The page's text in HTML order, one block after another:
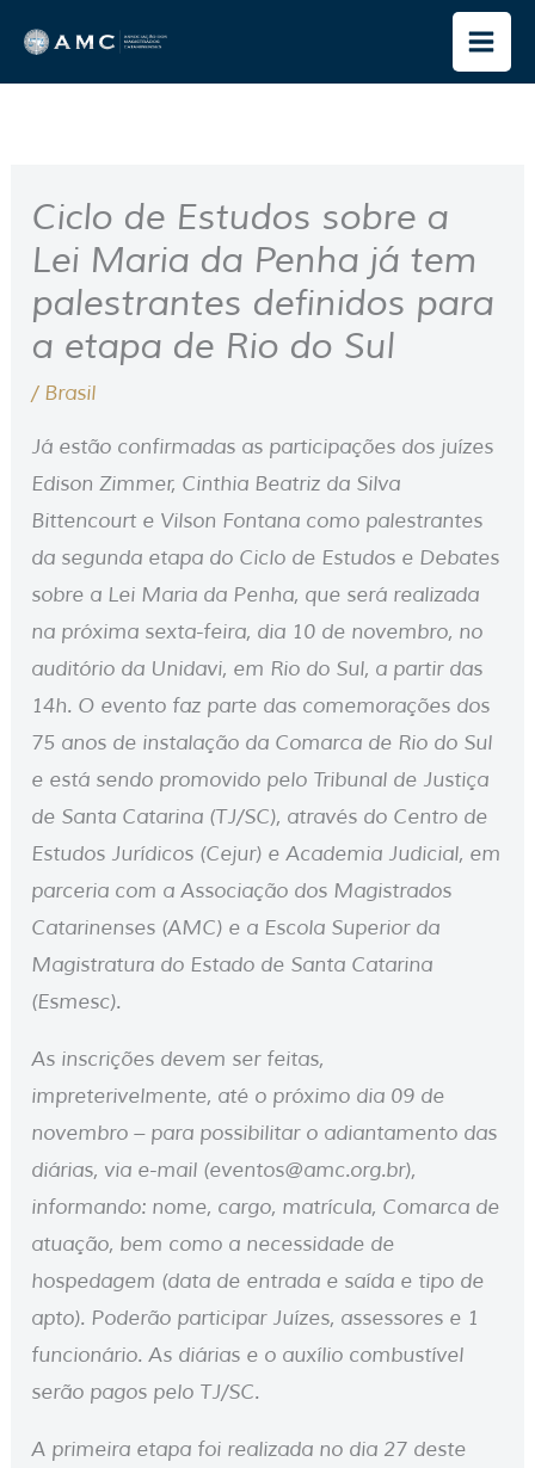
para
o
Ciclo de Estudos sobre a
Lei Maria da Penha já tem
palestrantes definidos para
a etapa de Rio do Sul
/ Brasil
Já estão confirmadas as participações dos juízes
Edison Zimmer, Cinthia Beatriz da Silva
Bittencourt e Vilson Fontana como palestrantes
da segunda etapa do Ciclo de Estudos e Debates
sobre a Lei Maria da Penha, que será realizada
na próxima sexta-feira, dia 10 de novembro, no
auditório da Unidavi, em Rio do Sul, a partir das
14h. O evento faz parte das comemorações dos
75 anos de instalação da Comarca de Rio do Sul
e está sendo promovido pelo Tribunal de Justiça
de Santa Catarina (TJ/SC), através do Centro de
Estudos Jurídicos (Cejur) e Academia Judicial, em
parceria com a Associação dos Magistrados
Catarinenses (AMC) e a Escola Superior da
Magistratura do Estado de Santa Catarina
(Esmesc).
As inscrições devem ser feitas,
impreterivelmente, até o próximo dia 09 de
novembro – para possibilitar o adiantamento das
diárias, via e-mail (eventos@amc.org.br),
informando: nome, cargo, matrícula, Comarca de
atuação, bem como a necessidade de
hospedagem (data de entrada e saída e tipo de
apto). Poderão participar Juízes, assessores e 1
funcionário. As diárias e o auxílio combustível
serão pagos pelo TJ/SC.
A primeira etapa foi realizada no dia 27 deste